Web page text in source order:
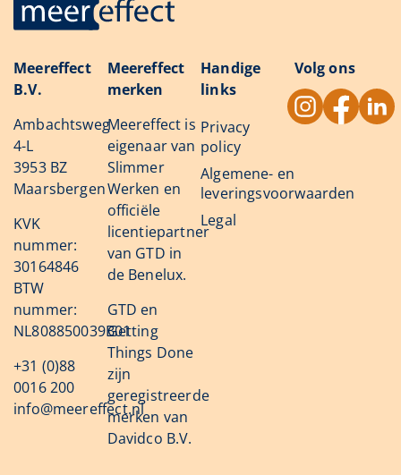
Meereffect
B.V.
Ambachtsweg
4-L
3953 BZ
Maarsbergen
KVK
nummer:
30164846
BTW
nummer:
NL808850039B01
+31 (0)88
0016 200
info@meereffect.nl
Meereffect
merken
Meereffect is
eigenaar van
Slimmer
Werken en
officiële
licentiepartner
van GTD in
de Benelux.
GTD en
Getting
Things Done
zijn
geregistreerde
merken van
Davidco B.V.
Handige
links
Privacy
policy
Algemene- en
leveringsvoorwaarden
Legal
Volg ons